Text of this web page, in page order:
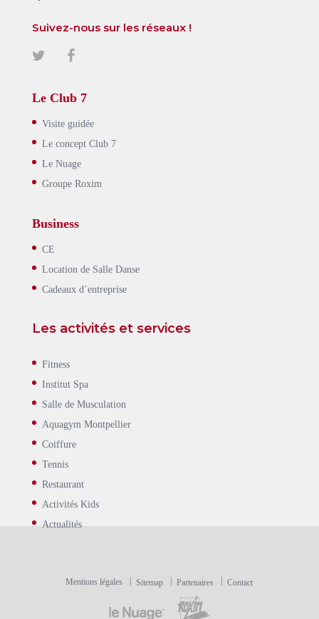
Suivez-nous sur les réseaux !
Le Club 7
Visite guidée
Le concept Club 7
Le Nuage
Groupe Roxim
Business
CE
Location de Salle Danse
Cadeaux d’entreprise
Les activités et services
Fitness
Institut Spa
Salle de Musculation
Aquagym Montpellier
Coiffure
Tennis
Restaurant
Activités Kids
Actualités
Mentions légales Sitemap Partenaires Contact